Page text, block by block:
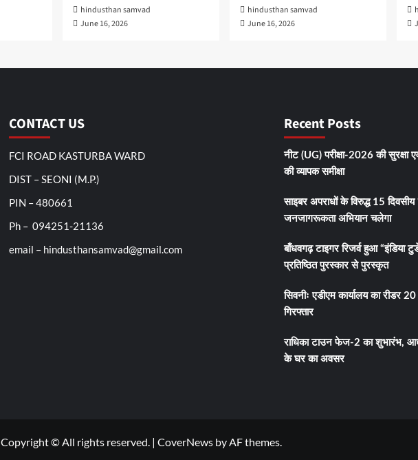
hindusthan samvad
June 16, 2026
hindusthan samvad
June 16, 2026
CONTACT US
FCI ROAD KASTURBA WARD
DIST – SEONI (M.P.)
PIN – 480661
Ph – 094251-21136
email – hindusthansamvad@gmail.com
Recent Posts
नीट (UG) परीक्षा-2026 की सुरक्षा
की व्यापक समीक्षा
साइबर अपराधों के विरुद्ध 15
जनजागरूकता अभियान चलेगा
बाँधवगढ़ टाइगर रिजर्व हुआ “इंडिया
प्रतिष्ठित पुरस्कार से पुरस्कृत
सिवनीः एडीएम कार्यालय का रीडर
गिरफ्तार
राधिका टाउन फेज-2 का शुभारंभ,
के घर का अवसर
Copyright © All rights reserved. | CoverNewsby AF themes.